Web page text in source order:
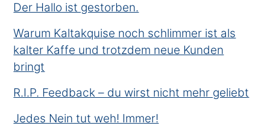
Der Hallo ist gestorben.
Warum Kaltakquise noch schlimmer ist als
kalter Kaffe und trotzdem neue Kunden
bringt
R.I.P. Feedback – du wirst nicht mehr geliebt
Jedes Nein tut weh! Immer!